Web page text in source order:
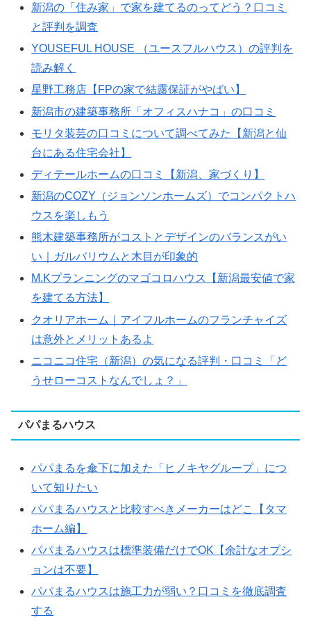
新潟の「住み家」で家を建てるのってどう？口コミ
と評判を調査
YOUSEFUL HOUSE （ユースフルハウス）の評判を
読み解く
星野工務店【FPの家で結露保証がやばい】
新潟市の建築事務所「オフィスハナコ」の口コミ
モリタ装芸の口コミについて調べてみた【新潟と仙
台にある住宅会社】
ディテールホームの口コミ【新潟、家づくり】
新潟のCOZY（ジョンソンホームズ）でコンパクトハ
ウスを楽しもう
熊木建築事務所がコストとデザインのバランスがい
い｜ガルバリウムと木目が印象的
M.Kプランニングのマゴコロハウス【新潟最安値で家
を建てる方法】
クオリアホーム｜アイフルホームのフランチャイズ
は意外とメリットあるよ
ニコニコ住宅（新潟）の気になる評判・口コミ「ど
うせローコストなんでしょ？」
パパまるハウス
パパまるを傘下に加えた「ヒノキヤグループ」につ
いて知りたい
パパまるハウスと比較すべきメーカーはどこ【タマ
ホーム編】
パパまるハウスは標準装備だけでOK【余計なオプシ
ョンは不要】
パパまるハウスは施工力が弱い？口コミを徹底調査
する